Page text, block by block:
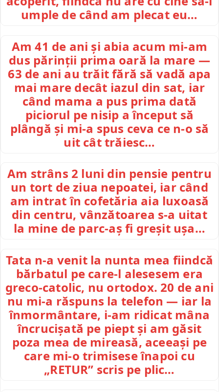
umple de când am plecat eu…
Am 41 de ani și abia acum mi-am
dus părinții prima oară la mare —
63 de ani au trăit fără să vadă apa
mai mare decât iazul din sat, iar
când mama a pus prima dată
piciorul pe nisip a început să
plângă și mi-a spus ceva ce n-o să
uit cât trăiesc…
Am strâns 2 luni din pensie pentru
un tort de ziua nepoatei, iar când
am intrat în cofetăria aia luxoasă
din centru, vânzătoarea s-a uitat
la mine de parc-aș fi greșit ușa…
Tata n-a venit la nunta mea fiindcă
bărbatul pe care-l alesesem era
greco-catolic, nu ortodox. 20 de ani
nu mi-a răspuns la telefon — iar la
înmormântare, i-am ridicat mâna
încrucișată pe piept și am găsit
poza mea de mireasă, aceeași pe
care mi-o trimisese înapoi cu
„RETUR” scris pe plic…